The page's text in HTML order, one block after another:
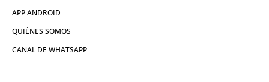
APP ANDROID
QUIÉNES SOMOS
CANAL DE WHATSAPP